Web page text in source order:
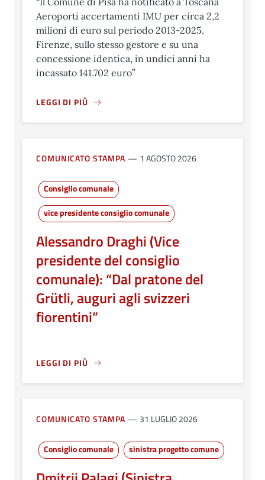
Aeroporti accertamenti IMU per circa 2,2
milioni di euro sul periodo 2013-2025.
Firenze, sullo stesso gestore e su una
concessione identica, in undici anni ha
incassato 141.702 euro”
LEGGI DI PIÙ
A PROPOSITO DI DMITRIJ PALAGI (SINISTRA
COMUNICATO STAMPA 1 AGOSTO 2026
Consiglio comunale
vice presidente consiglio comunale
Alessandro Draghi (Vice
presidente del consiglio
comunale): “Dal pratone del
Grütli, auguri agli svizzeri
fiorentini”
LEGGI DI PIÙ
A PROPOSITO DI ALESSANDRO DRAGHI (VICE
COMUNICATO STAMPA 31 LUGLIO 2026
Consiglio comunale sinistra progetto comune